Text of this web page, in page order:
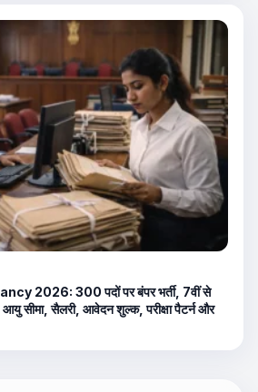
2026: 300 पदों पर बंपर भर्ती, 7वीं से
सीमा, सैलरी, आवेदन शुल्क, परीक्षा पैटर्न और